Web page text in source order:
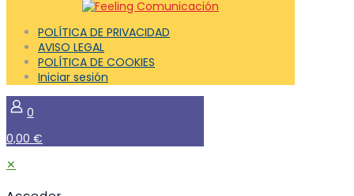
POLÍTICA DE PRIVACIDAD
AVISO LEGAL
POLÍTICA DE COOKIES
Iniciar sesión
0
0,00 €
✕